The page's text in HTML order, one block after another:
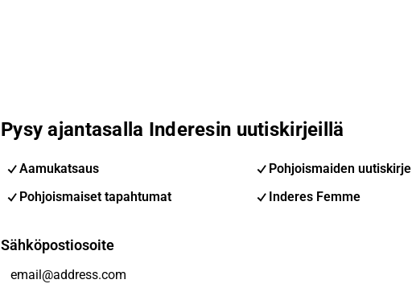
Pysy ajantasalla Inderesin uutiskirjeillä
Aamukatsaus
Pohjoismaiden uutiskirje
Pohjoismaiset tapahtumat
Inderes Femme
Sähköpostiosoite